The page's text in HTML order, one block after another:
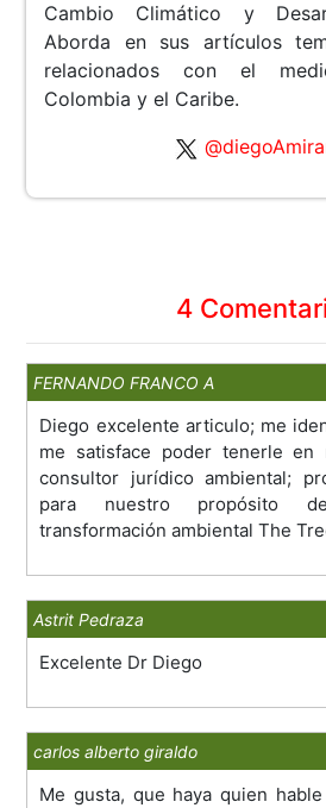
Cambio Climático y
Aborda en sus artículos
relacionados con el
Colombia y el Caribe.
4
FERNANDO FRANCO A
Diego excelente articulo; me
me satisface poder tenerle en
consultor jurídico ambiental;
para nuestro propósito
transformación ambiental The
Astrit Pedraza
Excelente Dr Diego
carlos alberto giraldo
Me gusta, que haya quien